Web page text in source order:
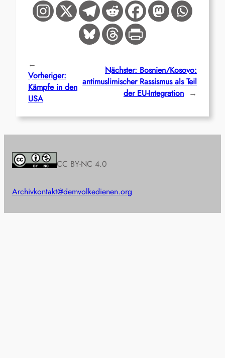
←
Vorheriger:
Kämpfe in den
USA
Nächster: Bosnien/Kosovo:
antimuslimischer Rassismus als Teil
der EU-Integration →
CC BY-NC 4.0
Archivkontakt@demvolkedienen.org